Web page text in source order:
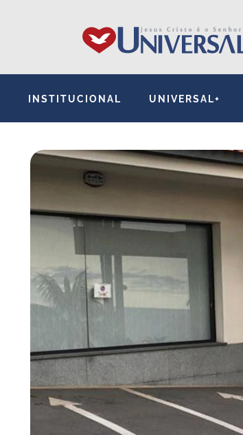
INSTITUCIONAL UNIVERSAL+